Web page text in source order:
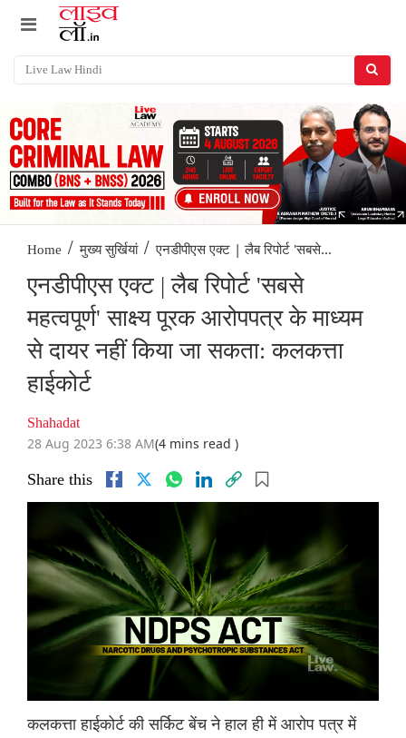
Home / मुख्य सुर्खियां / एनडीपीएस एक्ट | लैब रिपोर्ट 'सबसे...
एनडीपीएस एक्ट | लैब रिपोर्ट 'सबसे
महत्वपूर्ण' साक्ष्य पूरक आरोपपत्र के माध्यम
से दायर नहीं किया जा सकता: कलकत्ता
हाईकोर्ट
Shahadat
28 Aug 2023 6:38 AM(4 mins read )
Share this
कलकत्ता हाईकोर्ट की सर्किट बेंच ने हाल ही में आरोप पत्र में